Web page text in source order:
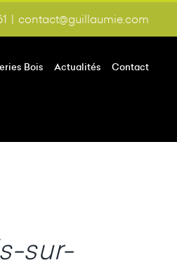
| contact@guillaumie.com
Bois Actualités Contact
sur-